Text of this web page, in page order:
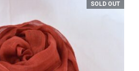
SOLD OUT